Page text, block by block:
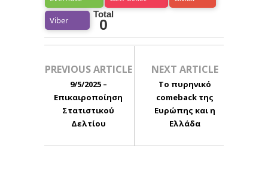
Viber
Total
0
PREVIOUS ARTICLE
9/5/2025 –
Eπικαιροποίηση
Στατιστικού
Δελτίου
NEXT ARTICLE
Το πυρηνικό
comeback της
Ευρώπης και η
Ελλάδα